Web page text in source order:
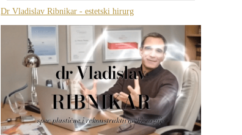
Dr Vladislav Ribnikar - estetski hirurg